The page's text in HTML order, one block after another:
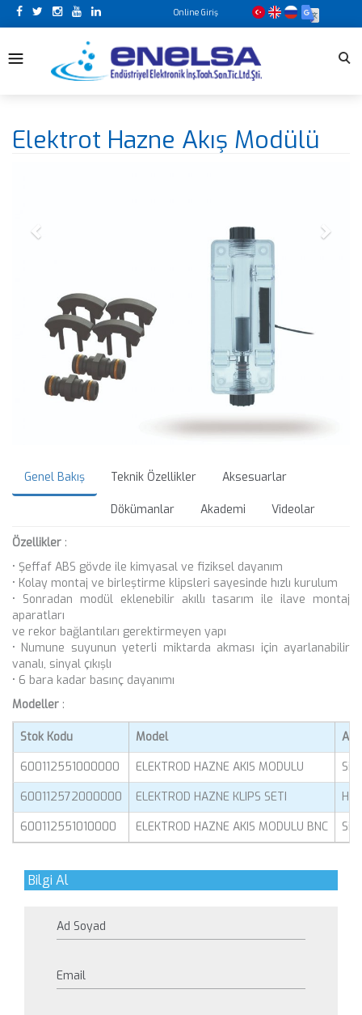
Online Giriş
Elektrot Hazne Akış Modülü
Previous
Genel Bakış Teknik Özellikler Aksesuarlar
Dökümanlar Akademi Videolar
Özellikler :
• Şeffaf ABS gövde ile kimyasal ve fiziksel dayanım
• Kolay montaj ve birleştirme klipsleri sayesinde hızlı kurulum
• Sonradan modül eklenebilir akıllı tasarım ile ilave montaj
aparatları
ve rekor bağlantıları gerektirmeyen yapı
• Numune suyunun yeterli miktarda akması için ayarlanabilir
vanalı, sinyal çıkışlı
• 6 bara kadar basınç dayanımı
Modeller :
Stok Kodu Model
600112551000000
ELEKTROD HAZNE AKIS MODULU
600112572000000
ELEKTROD HAZNE KLIPS SETI
600112551010000
ELEKTROD HAZNE AKIS MODULU BNC
Bilgi Al